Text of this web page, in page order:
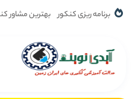
برنامه ریزی کنکور بهترین مشاور